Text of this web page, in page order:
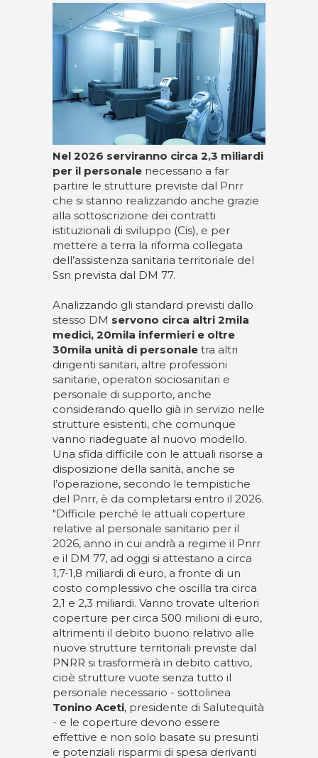
Nel 2026 serviranno circa 2,3 miliardi
per il personale necessario a far
partire le strutture previste dal Pnrr
che si stanno realizzando anche grazie
alla sottoscrizione dei contratti
istituzionali di sviluppo (Cis), e per
mettere a terra la riforma collegata
dell’assistenza sanitaria territoriale del
Ssn prevista dal DM 77.
Analizzando gli standard previsti dallo
stesso DM servono circa altri 2mila
medici, 20mila infermieri e oltre
30mila unità di personale tra altri
dirigenti sanitari, altre professioni
sanitarie, operatori sociosanitari e
personale di supporto, anche
considerando quello già in servizio nelle
strutture esistenti, che comunque
vanno riadeguate al nuovo modello.
Una sfida difficile con le attuali risorse a
disposizione della sanità, anche se
l’operazione, secondo le tempistiche
del Pnrr, è da completarsi entro il 2026.
"Difficile perché le attuali coperture
relative al personale sanitario per il
2026, anno in cui andrà a regime il Pnrr
e il DM 77, ad oggi si attestano a circa
1,7-1,8 miliardi di euro, a fronte di un
costo complessivo che oscilla tra circa
2,1 e 2,3 miliardi. Vanno trovate ulteriori
coperture per circa 500 milioni di euro,
altrimenti il debito buono relativo alle
nuove strutture territoriali previste dal
PNRR si trasformerà in debito cattivo,
cioè strutture vuote senza tutto il
personale necessario - sottolinea
Tonino Aceti, presidente di Salutequità
- e le coperture devono essere
effettive e non solo basate su presunti
e potenziali risparmi di spesa derivanti